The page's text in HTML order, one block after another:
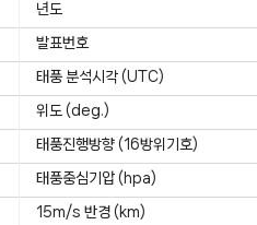
년도
발표번호
태풍 분석시각 (UTC)
위도 (deg.)
태풍진행방향 (16방위기호)
태풍중심기압 (hpa)
15m/s 반경 (km)